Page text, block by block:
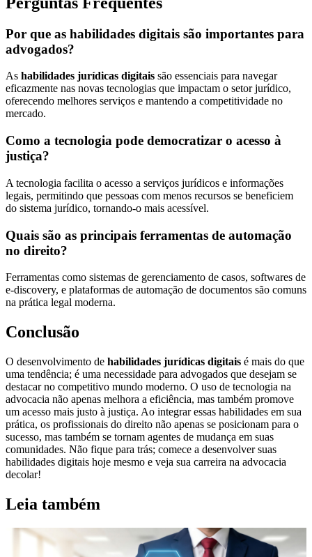
Por que as habilidades digitais são importantes para
advogados?
As habilidades jurídicas digitais são essenciais para navegar
eficazmente nas novas tecnologias que impactam o setor jurídico,
oferecendo melhores serviços e mantendo a competitividade no
mercado.
Como a tecnologia pode democratizar o acesso à
justiça?
A tecnologia facilita o acesso a serviços jurídicos e informações
legais, permitindo que pessoas com menos recursos se beneficiem
do sistema jurídico, tornando-o mais acessível.
Quais são as principais ferramentas de automação
no direito?
Ferramentas como sistemas de gerenciamento de casos, softwares de
e-discovery, e plataformas de automação de documentos são comuns
na prática legal moderna.
Conclusão
O desenvolvimento de habilidades jurídicas digitais é mais do que
uma tendência; é uma necessidade para advogados que desejam se
destacar no competitivo mundo moderno. O uso de tecnologia na
advocacia não apenas melhora a eficiência, mas também promove
um acesso mais justo à justiça. Ao integrar essas habilidades em sua
prática, os profissionais do direito não apenas se posicionam para o
sucesso, mas também se tornam agentes de mudança em suas
comunidades. Não fique para trás; comece a desenvolver suas
habilidades digitais hoje mesmo e veja sua carreira na advocacia
decolar!
Leia também